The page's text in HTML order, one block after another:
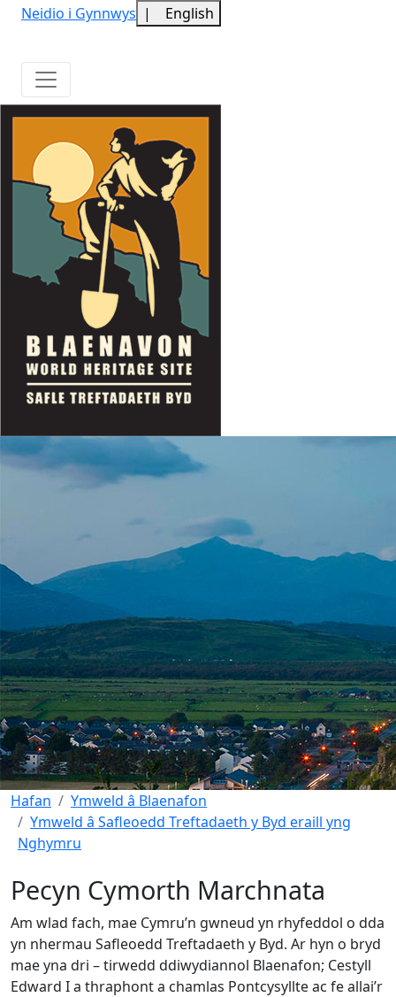
Neidio i Gynnwys | English
Hafan
Ymweld â Blaenafon
Ymweld â Safleoedd Treftadaeth y Byd eraill yng
Nghymru
Pecyn Cymorth Marchnata
Am wlad fach, mae Cymru’n gwneud yn rhyfeddol o dda
yn nhermau Safleoedd Treftadaeth y Byd. Ar hyn o bryd
mae yna dri – tirwedd ddiwydiannol Blaenafon; Cestyll
Edward I a thraphont a chamlas Pontcysyllte ac fe allai’r